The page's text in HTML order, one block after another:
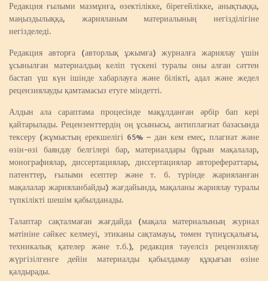
Редакция ғылыми мазмұнға, өзектілікке, бірегейлікке, анықтыққа,
маңыздылыққа, жарияланым материалының негізділігіне
негізделеді.
Редакция авторға (авторлық ұжымға) журналға жариялау үшін
ұсынылған материалдың келіп түскені туралы оны алған сәттен
бастап үш күн ішінде хабарлауға және білікті, адал және жедел
рецензиялауды қамтамасыз етуге міндетті.
Алдын ала сараптама процесінде мақұлданған әрбір бап кері
қайтарылады. Рецензенттердің оң ұсынысы, антиплагиат базасында
тексеру (жұмыстың ерекшелігі 65% – дан кем емес, плагиат және
өзін-өзі баяндау белгілері бар, материалдары бұрын мақалалар,
монографиялар, диссертациялар, диссертациялар авторефераттары,
патенттер, ғылыми есептер және т. б. түрінде жарияланған
мақалалар жарияланбайды) жағдайында, мақаланы жариялау туралы
түпкілікті шешім қабылданады.
Талаптар сақталмаған жағдайда (мақала материалының журнал
мәтініне сәйкес келмеуі, этиканы сақтамауы, төмен түпнұсқалығы,
техникалық қателер және т.б.), редакция тәуелсіз рецензиялау
жүргізілгенге дейін материалды қабылдамау құқығын өзіне
қалдырады.